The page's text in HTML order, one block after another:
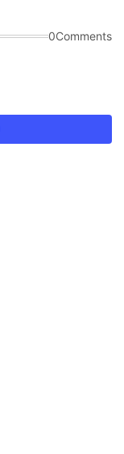
0Comments